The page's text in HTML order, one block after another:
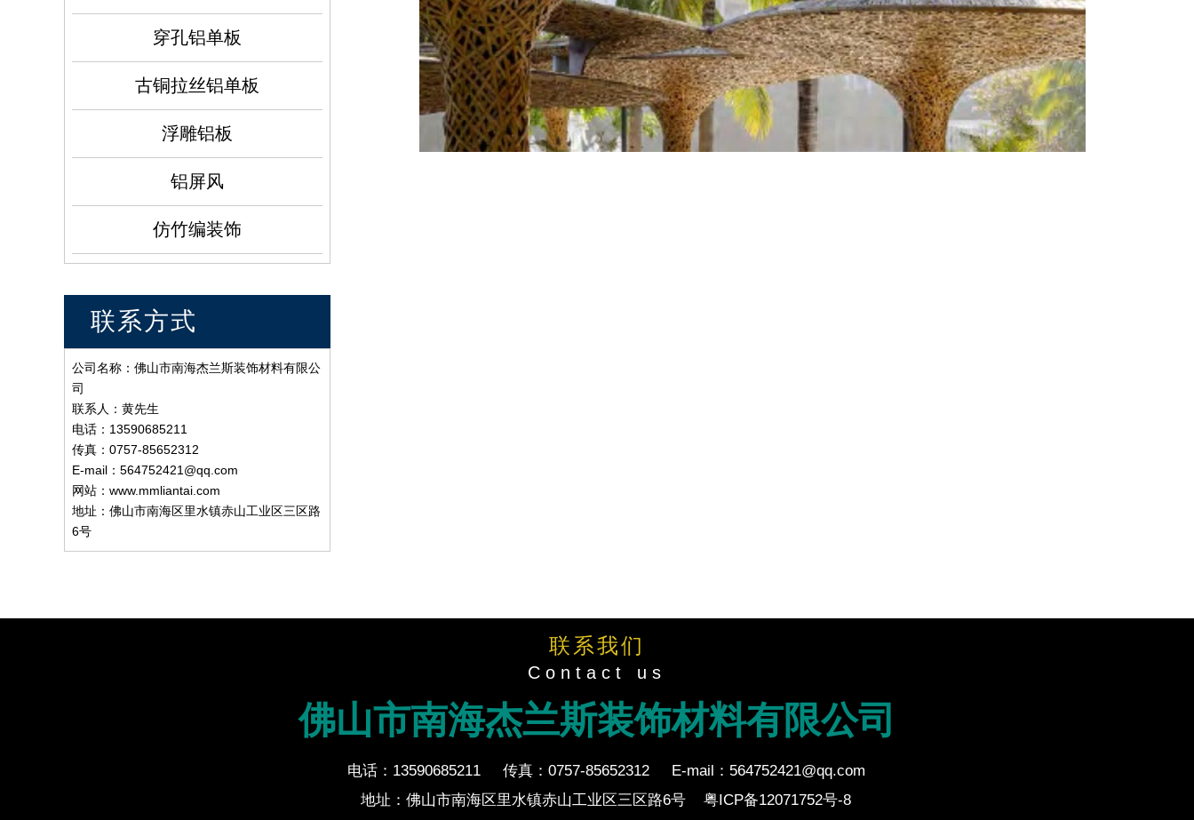
穿孔铝单板
古铜拉丝铝单板
浮雕铝板
铝屏风
仿竹编装饰
联系方式
公司名称：佛山市南海杰兰斯装饰材料有限公
司
联系人：黄先生
电话：13590685211
传真：0757-85652312
E-mail：564752421@qq.com
网站：www.mmliantai.com
地址：佛山市南海区里水镇赤山工业区三区路
6号
联系我们
Contact us
佛山市南海杰兰斯装饰材料有限公司
电话：13590685211 传真：0757-85652312
E-mail：564752421@qq.com
地址：佛山市南海区里水镇赤山工业区三区路6号
粤ICP备12071752号-8